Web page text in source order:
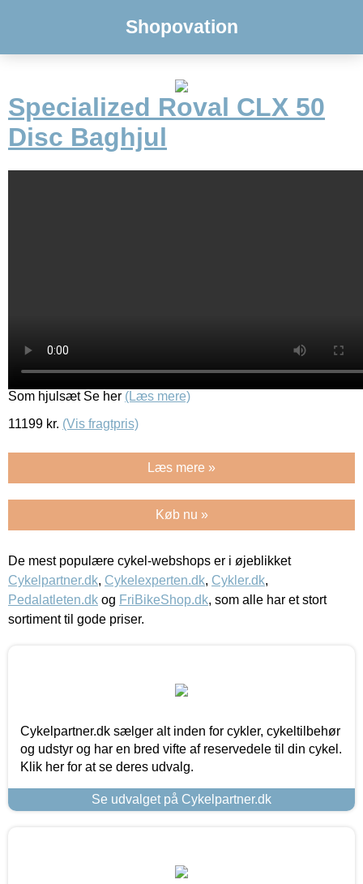
Shopovation
Specialized Roval CLX 50
Disc Baghjul
Som hjulsæt Se her (Læs mere)
11199 kr. (Vis fragtpris)
Læs mere »
Køb nu »
De mest populære cykel-webshops er i øjeblikket
Cykelpartner.dk, Cykelexperten.dk, Cykler.dk,
Pedalatleten.dk og FriBikeShop.dk, som alle har et stort
sortiment til gode priser.
Cykelpartner.dk sælger alt inden for cykler, cykeltilbehør
og udstyr og har en bred vifte af reservedele til din cykel.
Klik her for at se deres udvalg.
Se udvalget på Cykelpartner.dk